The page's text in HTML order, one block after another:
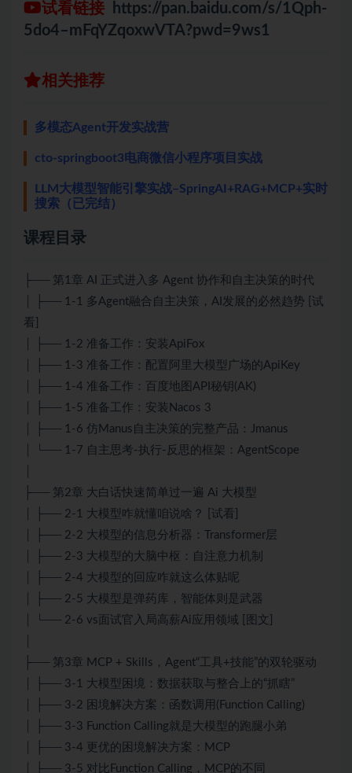
试看链接
https://pan.baidu.com/s/1Qph-
5do4–mFqYZqoxwVTA?pwd=9ws1
相关推荐
多模态Agent开发实战营
cto-springboot3电商微信小程序项目实战
LLM大模型智能引擎实战–SpringAI+RAG+MCP+实时
搜索（已完结）
课程目录
├── 第1章 AI 正式进入多 Agent 协作和自主决策的时代
│ ├── 1-1 多Agent融合自主决策，AI发展的必然趋势 [试
看]
│ ├── 1-2 准备工作：安装ApiFox
│ ├── 1-3 准备工作：配置阿里大模型广场的ApiKey
│ ├── 1-4 准备工作：百度地图API秘钥(AK)
│ ├── 1-5 准备工作：安装Nacos 3
│ ├── 1-6 仿Manus自主决策的完整产品：Jmanus
│ └── 1-7 自主思考-执行-反思的框架：AgentScope
├── 第2章 大白话快速简单过一遍 Ai 大模型
│ ├── 2-1 大模型咋就懂咱说啥？ [试看]
│ ├── 2-2 大模型的信息分析器：Transformer层
│ ├── 2-3 大模型的大脑中枢：自注意力机制
│ ├── 2-4 大模型的回应咋就这么体贴呢
│ ├── 2-5 大模型是弹药库，智能体则是武器
│ └── 2-6 vs面试官入局高薪Ai应用领域 [图文]
├── 第3章 MCP + Skills，Agent“工具+技能”的双轮驱动
│ ├── 3-1 大模型困境：数据获取与整合上的“抓瞎”
│ ├── 3-2 困境解决方案：函数调用(Function Calling)
│ ├── 3-3 Function Calling就是大模型的跑腿小弟
│ ├── 3-4 更优的困境解决方案：MCP
│ ├── 3-5 对比Function Calling，MCP的不同